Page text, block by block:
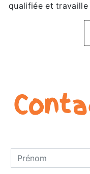
qualifiée et